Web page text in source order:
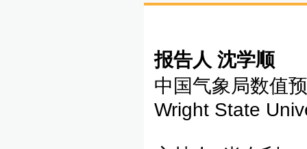
报告人 沈学顺
中国气象局数值
Wright State